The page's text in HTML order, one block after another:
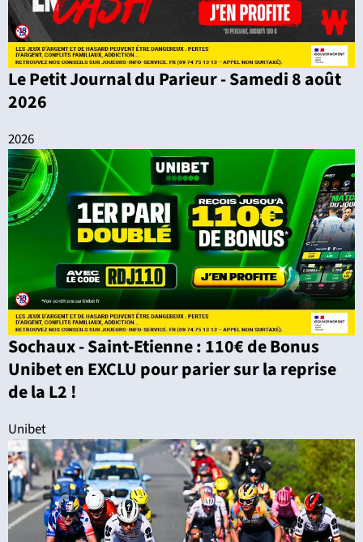
Le Petit Journal du Parieur - Samedi 8 août
2026
2026
Sochaux - Saint-Etienne : 110€ de Bonus
Unibet en EXCLU pour parier sur la reprise
de la L2 !
Unibet